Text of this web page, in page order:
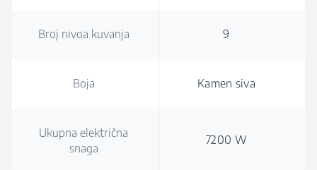
Broj nivoa kuvanja 9
Boja Kamen siva
Ukupna električna
snaga
7200 W